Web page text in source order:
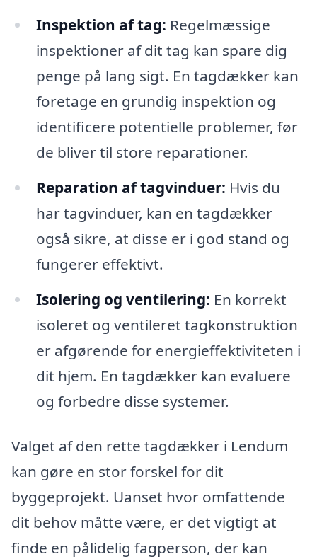
Inspektion af tag: Regelmæssige
inspektioner af dit tag kan spare dig
penge på lang sigt. En tagdækker kan
foretage en grundig inspektion og
identificere potentielle problemer, før
de bliver til store reparationer.
Reparation af tagvinduer: Hvis du
har tagvinduer, kan en tagdækker
også sikre, at disse er i god stand og
fungerer effektivt.
Isolering og ventilering: En korrekt
isoleret og ventileret tagkonstruktion
er afgørende for energieffektiviteten i
dit hjem. En tagdækker kan evaluere
og forbedre disse systemer.
Valget af den rette tagdækker i Lendum
kan gøre en stor forskel for dit
byggeprojekt. Uanset hvor omfattende
dit behov måtte være, er det vigtigt at
finde en pålidelig fagperson, der kan